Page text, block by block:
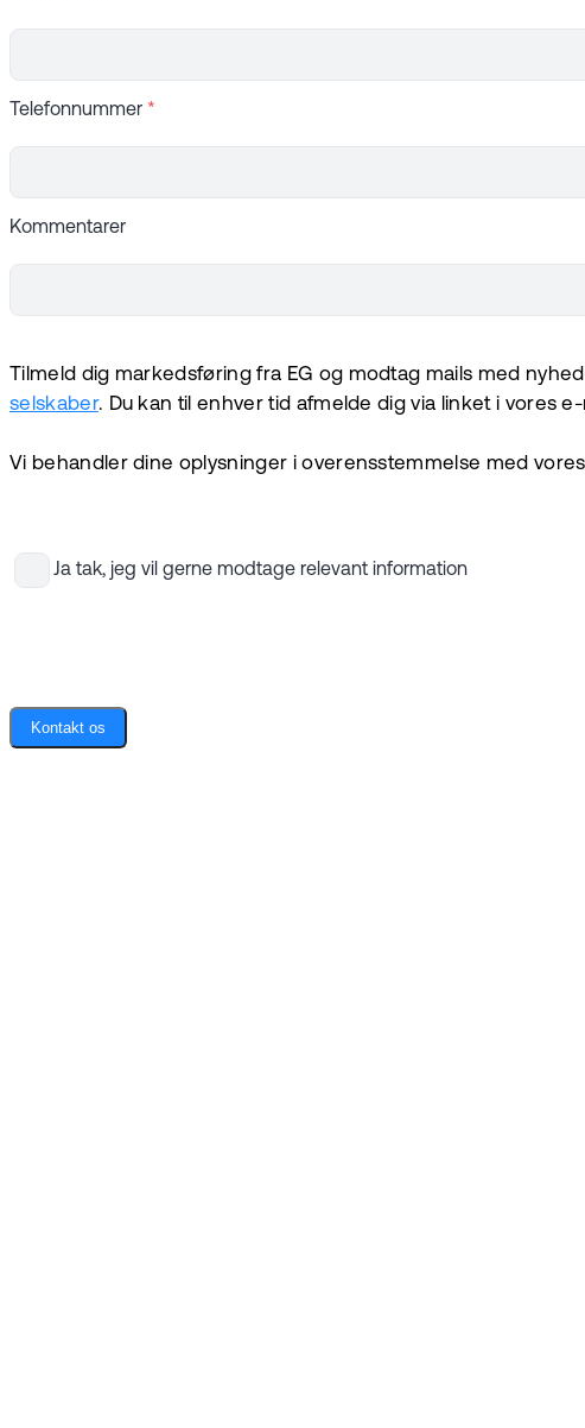
Telefonnummer *
Kommentarer
Tilmeld dig markedsføring fra EG og modtag mails med
selskaber. Du kan til enhver tid afmelde dig via linket i vores e-
Vi behandler dine oplysninger i overensstemmelse med vores
Ja tak, jeg vil gerne modtage relevant information
Kontakt os